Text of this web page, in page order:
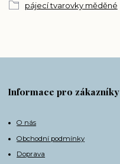
pájecí tvarovky měděné
Informace pro zákazníky
O nás
Obchodní podmínky
Doprava